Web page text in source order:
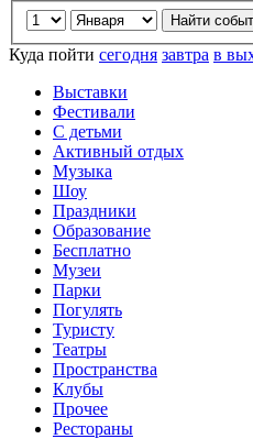
Куда пойти сегодня завтра в
Выставки
Фестивали
С детьми
Активный отдых
Музыка
Шоу
Праздники
Образование
Бесплатно
Музеи
Парки
Погулять
Туристу
Театры
Пространства
Клубы
Прочее
Рестораны